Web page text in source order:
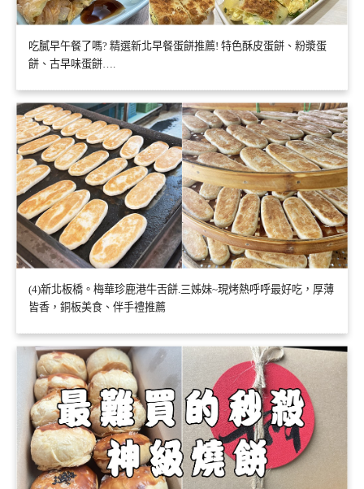
吃膩早午餐了嗎? 精選新北早餐蛋餅推薦! 特色酥皮蛋餅、粉漿蛋
餅、古早味蛋餅….
(4)新北板橋。梅華珍鹿港牛舌餅.三姊妹~現烤熱呼呼最好吃，厚薄
皆香，銅板美食、伴手禮推薦